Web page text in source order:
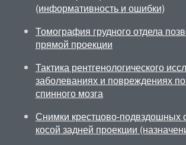
(информативность и ошибки)
Томография грудного отдела
прямой проекции
Тактика рентгенологического
заболеваниях и повреждениях
спинного мозга
Снимки крестцово-подвздошных
косой задней проекции